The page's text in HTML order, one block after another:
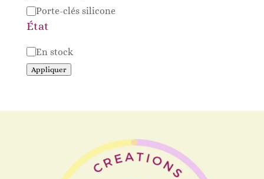
Porte-clés silicone
État
Disponibilité
En stock
Appliquer